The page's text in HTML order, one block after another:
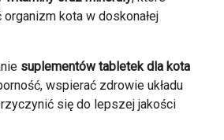
kota w doskonałej
suplementów tabletek dla kota
wspierać zdrowie układu
się do lepszej jakości